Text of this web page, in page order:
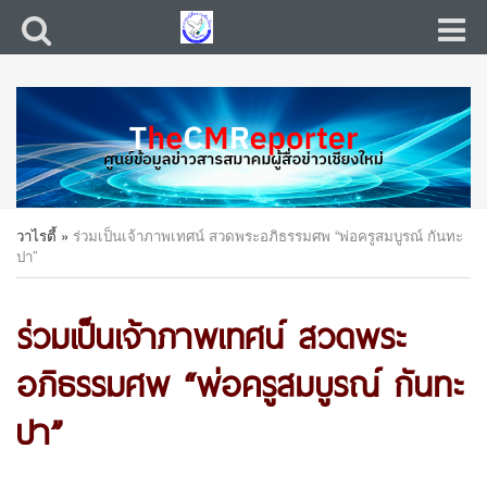
วาไรตี้ » ร่วมเป็นเจ้าภาพเทศน์ สวดพระอภิธรรมศพ “พ่อครูสมบูรณ์ กันทะ
ปา”
ร่วมเป็นเจ้าภาพเทศน์ สวดพระ
อภิธรรมศพ “พ่อครูสมบูรณ์ กันทะ
ปา”